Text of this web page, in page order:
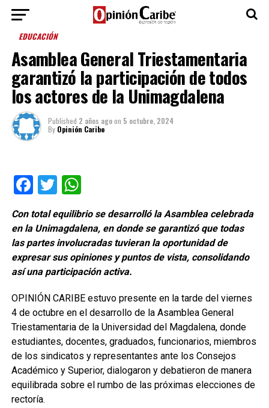
EDUCACIÓN
Asamblea General Triestamentaria
garantizó la participación de todos
los actores de la Unimagdalena
Published 2 años agoon 5 octubre, 2024
By Opinión Caribe
Facebook
TwitterWhatsApp
Con total equilibrio se desarrolló la Asamblea celebrada
en la Unimagdalena, en donde se garantizó que todas
las partes involucradas tuvieran la oportunidad de
expresar sus opiniones y puntos de vista, consolidando
así una participación activa.
OPINIÓN CARIBE estuvo presente en la tarde del viernes
4 de octubre en el desarrollo de la Asamblea General
Triestamentaria de la Universidad del Magdalena, donde
estudiantes, docentes, graduados, funcionarios, miembros
de los sindicatos y representantes ante los Consejos
Académico y Superior, dialogaron y debatieron de manera
equilibrada sobre el rumbo de las próximas elecciones de
rectoría.